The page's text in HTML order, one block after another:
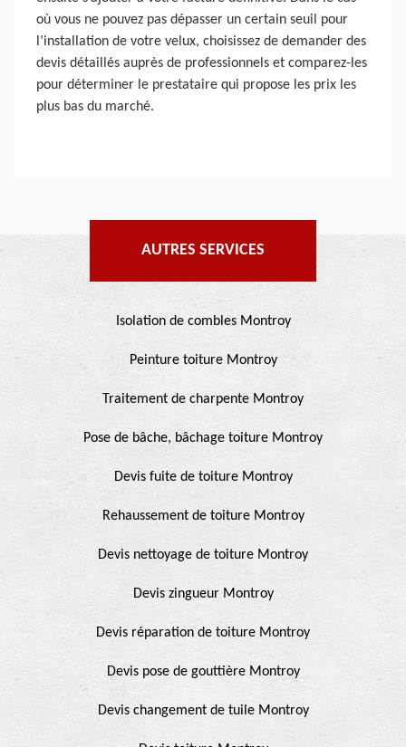
où vous ne pouvez pas dépasser un certain seuil pour
l’installation de votre velux, choisissez de demander des
devis détaillés auprès de professionnels et comparez-les
pour déterminer le prestataire qui propose les prix les
plus bas du marché.
AUTRES SERVICES
Isolation de combles Montroy
Peinture toiture Montroy
Traitement de charpente Montroy
Pose de bâche, bâchage toiture Montroy
Devis fuite de toiture Montroy
Rehaussement de toiture Montroy
Devis nettoyage de toiture Montroy
Devis zingueur Montroy
Devis réparation de toiture Montroy
Devis pose de gouttière Montroy
Devis changement de tuile Montroy